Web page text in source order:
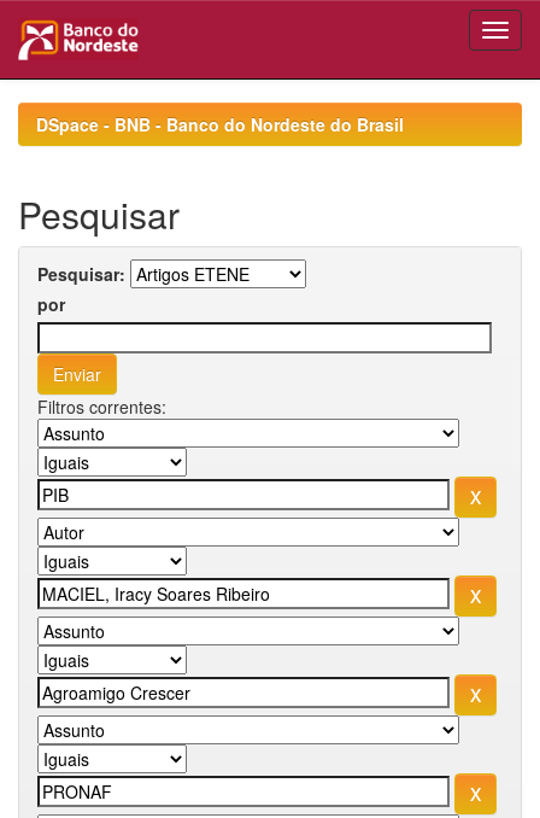
navigationDSpace - BNB - Banco do Nordeste do Brasil
Pesquisar
Pesquisar:
por
Filtros correntes: